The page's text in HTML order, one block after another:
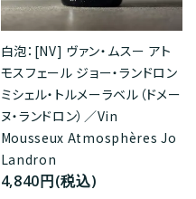
白泡：[NV] ヴァン・ムスー アト
モスフェール ジョー・ランドロン
ミシェル・トルメーラベル（ドメー
ヌ・ランドロン）／Vin
Mousseux Atmosphères Jo
Landron
4,840円(税込)